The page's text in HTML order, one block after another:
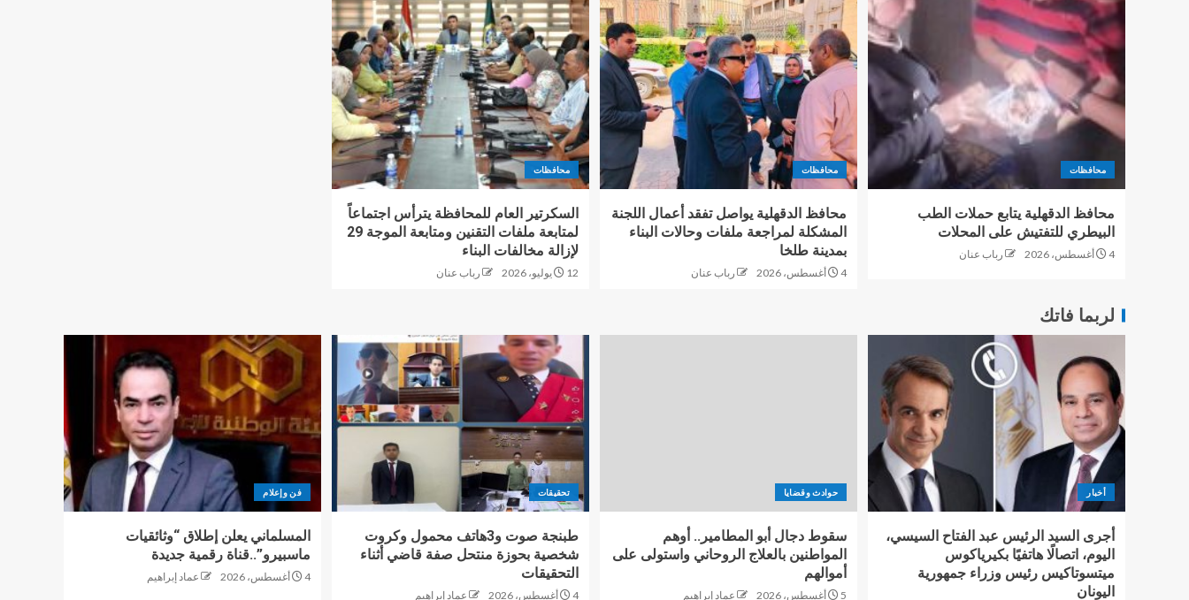
محافظات
محافظ الدقهلية يتابع حملات الطب
البيطري للتفتيش على المحلات
4 أغسطس، 2026 رباب عنان
محافظات
محافظ الدقهلية يواصل تفقد أعمال اللجنة
المشكلة لمراجعة ملفات وحالات البناء
بمدينة طلخا
4 أغسطس، 2026 رباب عنان
محافظات
السكرتير العام للمحافظة يترأس اجتماعاً
لمتابعة ملفات التقنين ومتابعة الموجة 29
لإزالة مخالفات البناء
12 يوليو، 2026 رباب عنان
لربما فاتك
أخبار
أجرى السيد الرئيس عبد الفتاح السيسي،
اليوم، اتصالًا هاتفيًا بكيرياكوس
ميتسوتاكيس رئيس وزراء جمهورية
اليونان
حوادث وقضايا
سقوط دجال أبو المطامير.. أوهم
المواطنين بالعلاج الروحاني واستولى على
أموالهم
5 أغسطس، 2026 عماد إبراهيم
تحقيقات
طبنجة صوت و3هاتف محمول وكروت
شخصية بحوزة منتحل صفة قاضي أثناء
التحقيقات
4 أغسطس، 2026 عماد إبراهيم
فن وإعلام
المسلماني يعلن إطلاق “وثائقيات
ماسبيرو”..قناة رقمية جديدة
4 أغسطس، 2026 عماد إبراهيم